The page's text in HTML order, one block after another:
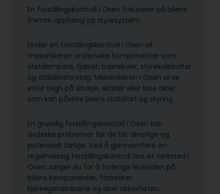
En forstillingskontroll i Osen fokuserer på bilens
fremre oppheng og styresystem.
Under en forstillingskontroll i Osen vil
mekanikeren undersøke komponenter som
støtdempere, fjærer, bærekuler, styrekulebolter
og stabilisatorstag. Mekanikeren i Osen vil se
etter tegn på slitasje, skader eller løse deler
som kan påvirke bilens stabilitet og styring.
En grundig forstillingskontroll i Osen kan
avdekke problemer før de blir alvorlige og
potensielt farlige. Ved å gjennomføre en
regelmessig forstillingskontroll hos et verksted i
Osen, sørger du for å forlenge levetiden på
bilens komponenter, forbedrer
kjøreegenskapene og øker sikkerheten.